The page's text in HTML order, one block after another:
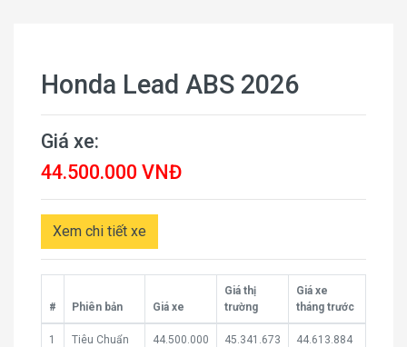
Honda Lead ABS 2026
Giá xe:
44.500.000 VNĐ
Xem chi tiết xe
# Phiên bản Giá xe
Giá thị
trường
Giá xe
tháng trước
1
Tiêu Chuẩn
44.500.000
45.341.673
44.613.884